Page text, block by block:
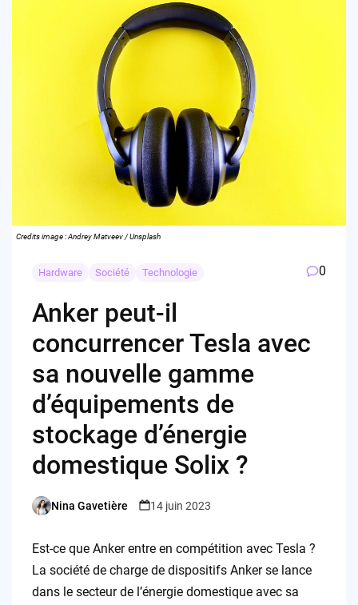
Credits image : Andrey Matveev / Unsplash
Hardware Société Technologie 0
Anker peut-il
concurrencer Tesla avec
sa nouvelle gamme
d’équipements de
stockage d’énergie
domestique Solix ?
Posted
Nina Gavetière 14 juin 2023
Est-ce que Anker entre en compétition avec Tesla ?
La société de charge de dispositifs Anker se lance
dans le secteur de l’énergie domestique avec sa